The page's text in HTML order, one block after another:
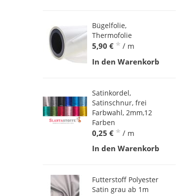
Bügelfolie,
Thermofolie
5,90 € * / m
In den Warenkorb
Satinkordel,
Satinschnur, frei
Farbwahl, 2mm,12
Farben
0,25 € * / m
In den Warenkorb
Futterstoff Polyester
Satin grau ab 1m